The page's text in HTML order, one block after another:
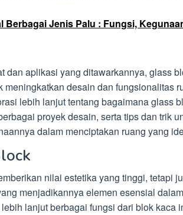
Berbagai Jenis Palu : Fungsi,
dan aplikasi yang ditawarkannya, glass
meningkatkan desain dan fungsionalitas
lebih lanjut tentang bagaimana glass
proyek desain, serta tips dan trik
dalam menciptakan ruang yang
nilai estetika yang tinggi, tetapi
menjadikannya elemen esensial
lanjut berbagai fungsi dari blok kaca